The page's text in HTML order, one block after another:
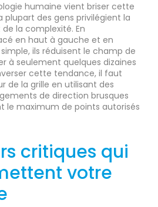
humaine vient briser cette
plupart des gens privilégient la
la complexité. En
en haut à gauche et en
ils réduisent le champ de
à seulement quelques dizaines
cette tendance, il faut
de la grille en utilisant des
de direction brusques
le maximum de points autorisés
critiques qui
votre